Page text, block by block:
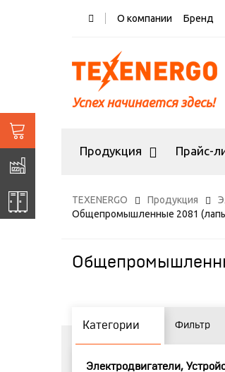
О компании Бренд
Успех начинается здесь!
Продукция Прайс-
TEXENERGO Продукция
Общепромышленные 2081
Категории Фильтр
Электродвигатели,